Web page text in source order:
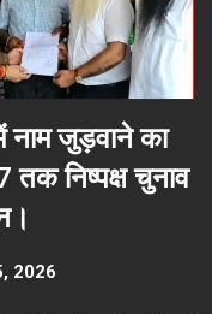
नाम जुड़वाने का
तक निष्पक्ष चुनाव
2026